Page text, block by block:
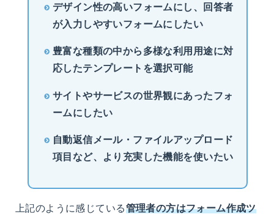
デザイン性の高いフォームにし、回答者
が入力しやすいフォームにしたい
豊富な種類の中から多様な利用用途に対
応したテンプレートを選択可能
サイトやサービスの世界観にあったフォ
ームにしたい
自動返信メール・ファイルアップロード
項目など、より充実した機能を使いたい
上記のように感じている管理者の方はフォーム作成ツ